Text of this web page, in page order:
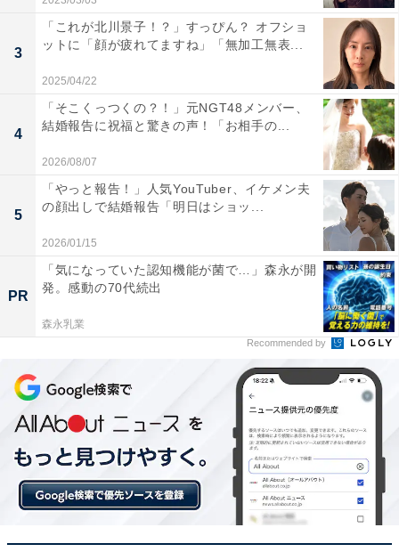
3
「これが北川景子！？」すっぴん？ オフショ
ットに「顔が疲れてますね」「無加工無表...
2025/04/22
4
「そこくっつくの？！」元NGT48メンバー、
結婚報告に祝福と驚きの声！「お相手の...
2026/08/07
5
「やっと報告！」人気YouTuber、イケメン夫
の顔出しで結婚報告「明日はショッ...
2026/01/15
PR
「気になっていた認知機能が菌で…」森永が開
発。感動の70代続出
森永乳業
Recommended by